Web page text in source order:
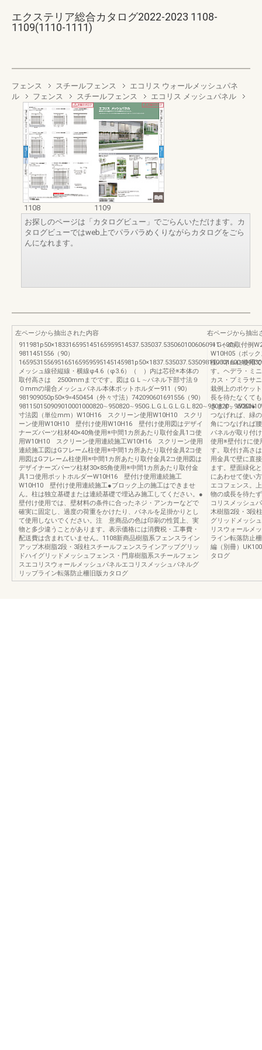
エクステリア総合カタログ2022-2023 1108-
1109(1110-1111)
フェンス スチールフェンス
エコリス ウォールメッシュパネ
ル
フェンス スチールフェンス エコリス メッシュパネル
1108
1109
お探しのページは「カタログビュー」でごらんいただけます。カ
タログビューではweb上でパラパラめくりながらカタログをごら
んになれます。
左ページから抽出された内容
911981p50×183316595145165959514537.535037.5350601006060911（90）
9811451556（90）
メッシュ線径縦線・横線φ4.6（φ3.6）（ ）内は芯径※本体の
取付高さは 2500mmまでです。図はＧＬ∼パネル下部寸法９
０mmの場合メッシュパネル本体ポットホルダー911（90）
981909050p50×9=450454（外々寸法）742090601691556（90）
981150150909010001000820∼950820∼950G.L.G.L.G.L.G.L.820∼950820∼95060●
寸法図（単位mm）W10H16 スクリーン使用W10H10 スクリ
ーン使用W10H10 壁付け使用W10H16 壁付け使用図はデザイ
ナーズパーツ柱材40×40角使用※中間1カ所あたり取付金具1コ使
用W10H10 スクリーン使用連続施工W10H16 スクリーン使用
連続施工図はGフレーム柱使用※中間1カ所あたり取付金具2コ使
用図はGフレーム柱使用※中間1カ所あたり取付金具2コ使用図は
デザイナーズパーツ柱材30×85角使用※中間1カ所あたり取付金
具1コ使用ポットホルダーW10H16 壁付け使用連続施工
W10H10 壁付け使用連続施工●ブロック上の施工はできませ
ん。柱は独立基礎または連続基礎で埋込み施工してください。●
壁付け使用では、壁材料の条件に合ったネジ・アンカーなどで
確実に固定し、過度の荷重をかけたり、パネルを足掛かりとし
て使用しないでください。注 意商品の色は印刷の性質上、実
物と多少違うことがあります。表示価格には消費税・工事費・
配送費は含まれていません。1108新商品樹脂系フェンスライン
アップ木樹脂2段・3段柱スチールフェンスラインアップグリッ
ドハイグリッドメッシュフェンス・門扉樹脂系スチールフェン
スエコリスウォールメッシュパネルエコリスメッシュパネルグ
リップライン転落防止柵旧版カタログ
右ページから抽出
＋Gへの取付例
W10H05（ボッ
根パネルに使用
す。ヘデラ・ミ
カス・プミラサ
栽例上のポケッ
長を待たなくて
きます。
つなげれば、緑
角につなげれば
パネルが取り付
使用※壁付けに使
す。取付け高さ
用金具で壁に直
ます。壁面緑化
にあわせて使い
エコフェンス。
物の成長を待た
コリスメッシュ
木樹脂2段・3段
グリッドメッシ
リスウォールメ
ライン転落防止
編（別冊）
タログ